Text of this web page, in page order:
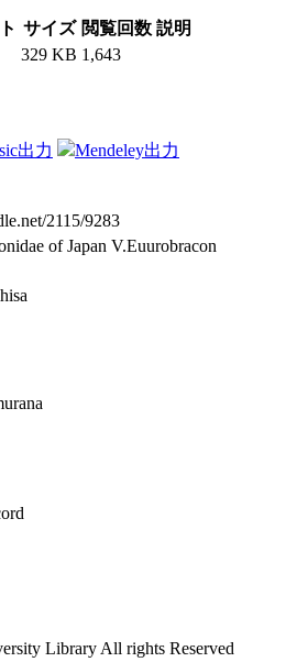
サイズ 閲覧回数 説明
329 KB 1,643
出力 Mendeley出力
2115/9283
of Japan V.Euurobracon
Library All rights Reserved